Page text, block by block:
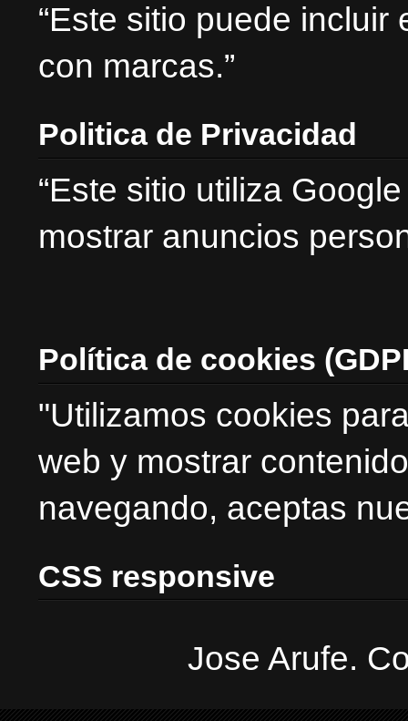
“Este sitio puede
con marcas.”
Politica de Privacidad
“Este sitio utiliza
mostrar anuncios
Política de cookies
"Utilizamos cookies
web y mostrar
navegando, aceptas
CSS responsive
Jose Arufe.